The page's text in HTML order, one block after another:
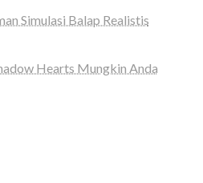
Simulasi Balap Realistis
Hearts Mungkin Anda